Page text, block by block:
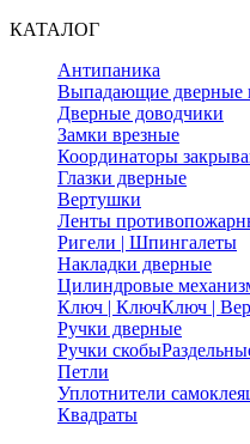
КАТАЛОГ
Антипаника
Выпадающие дверные
Дверные доводчики
Замки врезные
Координаторы
Глазки дверные
Вертушки
Ленты
Ригели | Шпингалеты
Накладки дверные
Цилиндровые
Ключ | КлючКлюч |
Ручки дверные
Ручки скобы
Петли
Уплотнители
Квадраты